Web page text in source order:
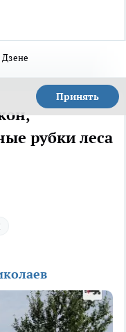
Принять
рубки леса